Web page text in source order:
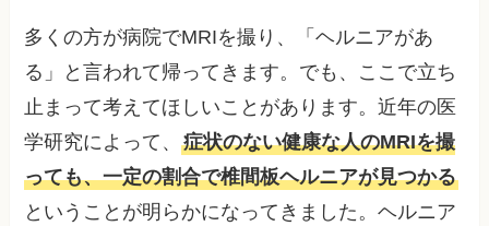
多くの方が病院でMRIを撮り、「ヘルニアがあ
る」と言われて帰ってきます。でも、ここで立ち
止まって考えてほしいことがあります。近年の医
学研究によって、症状のない健康な人のMRIを撮
っても、一定の割合で椎間板ヘルニアが見つかる
ということが明らかになってきました。ヘルニア